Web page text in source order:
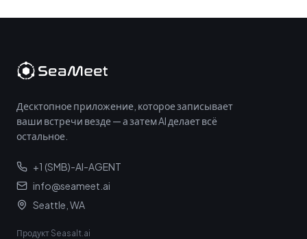
Десктопное приложение, которое записывает
ваши встречи везде — а затем AI делает всё
остальное.
+1 (SMB)-AI-AGENT
info@seameet.ai
Seattle, WA
Продукт Seasalt.ai